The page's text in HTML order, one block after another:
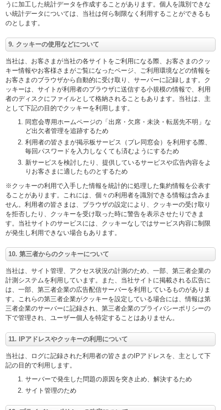
うに加工した統計データを作成することがあります。個人を識別できな
い統計データについては、当社は何ら制限なく利用することができるも
のとします。
9. クッキーの使用などについて
当社は、お客さまが当社の各サイトをご利用になる際、お客さまのクッ
キー情報やお客様さまがご覧になったページ、ご利用環境などの情報を
お客さまのブラウザから自動的に受け取り、サーバーに記録します。ク
ッキーは、サイトが利用者のブラウザに送信する小規模の情報で、利用
者のディスクにファイルとして格納されることもあります。当社は、主
として下記の目的でクッキーを利用します。
同窓会専用ホームページの「出席・欠席・未決・転居先不明」な
ど出欠者管理を追跡するため
利用者の皆さまが掲示板サービス（プレ同窓会）を利用する際、
毎回パスワードを入力しなくても済むようにするため
新サービスを検討したり、提供しているサービスや広告内容をよ
りお客さまに適したものとするため
※クッキーの利用で入手した情報を統計的に処理した集約情報を公表す
ることがあります。これには、個々の利用者を識別できる情報は含みま
せん。利用者の皆さまは、ブラウザの設定により、クッキーの受け取り
を拒否したり、クッキーを受け取った時に警告を表示させたりできま
す。当社サイトのサービスには、クッキーなしではサービス内容に制限
が発生し利用できない場合もあります。
10. 第三者からのクッキーについて
当社は、サイト管理、アクセス状況の計測のため、一部、第三者企業の
計測システムを利用しています。また、当社サイトに掲載される広告に
は、一部、第三者企業の広告配信サーバーを利用しているものがありま
す。これらの第三者企業がクッキーを設定している場合には、情報は第
三者企業のサーバーに記録され、第三者企業のプライバシーポリシーの
下で管理され、ユーザー個人を特定することはありません。
11. IPアドレスやクッキーの利用について
当社は、ログに記録された利用者の皆さまのIPアドレスを、主として下
記の目的で利用します。
サーバーで発生した問題の原因を突き止め、解決するため
サイト管理のため